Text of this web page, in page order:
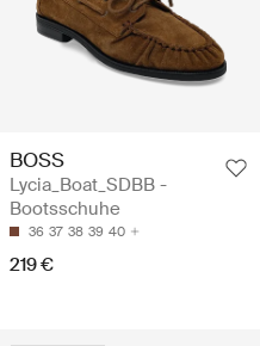
BOSS
Lycia_Boat_SDBB -
Bootsschuhe
36 37 38 39 40
219 €